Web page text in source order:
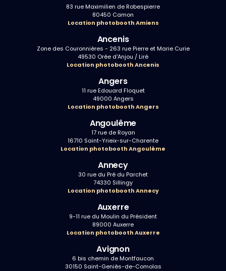
83 rue Maximilien de Robespierre
80450 Camon
Location photobooth Amiens
Ancenis
Zone des Couronnières - 263 rue Pierre et Marie Curie
49530 Orée d'Anjou / Liré
Location photobooth Ancenis
Angers
11 rue Edouard Floquet
49000 Angers
Location photobooth Angers
Angoulême
17 rue de Royan
16710 Saint-Yrieix-sur-Charente
Location photobooth Angoulême
Annecy
30 rue du Pré du Parchet
74330 Sillingy
Location photobooth Annecy
Auxerre
9-11 rue du Moulin du Président
89000 Auxerre
Location photobooth Auxerre
Avignon
6 bis chemin de Montfaucon
30150 Saint-Geniès-de-Comolas